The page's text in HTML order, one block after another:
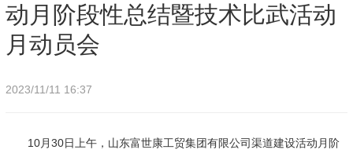
动月阶段性总结暨技术比武活动
月动员会
2023/11/11 16:37
10月30日上午，山东富世康工贸集团有限公司渠道建设活动月阶